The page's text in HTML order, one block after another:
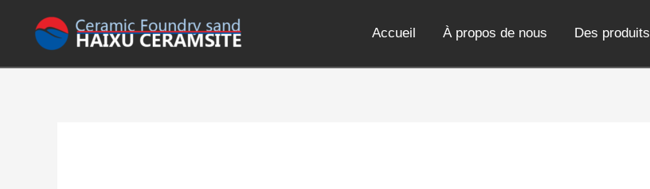
Accueil À propos de nous Des produits